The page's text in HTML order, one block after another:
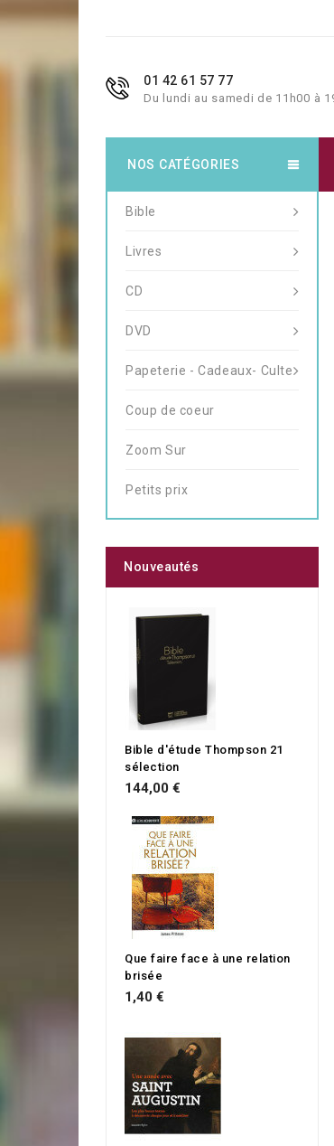
01 42 61 57 77
Du lundi au samedi de 11h00 à
NOS CATÉGORIES
Bible
Livres
CD
DVD
Papeterie - Cadeaux- Culte
Coup de coeur
Zoom Sur
Petits prix
Nouveautés
Bible d'étude Thompson 21
sélection
144,00 €
Que faire face à une relation
brisée
1,40 €